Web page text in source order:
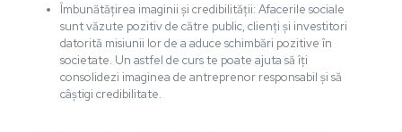
Îmbunătățirea imaginii și credibilității: Afacerile sociale
sunt văzute pozitiv de către public, clienți și investitori
datorită misiunii lor de a aduce schimbări pozitive în
societate. Un astfel de curs te poate ajuta să îți
consolidezi imaginea de antreprenor responsabil și să
câștigi credibilitate.